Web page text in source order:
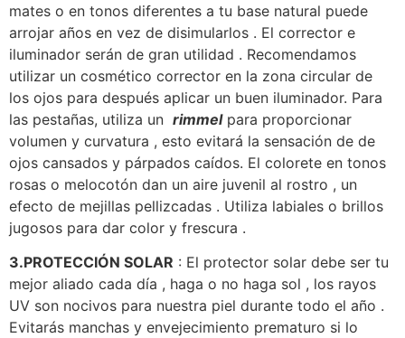
mates o en tonos diferentes a tu base natural puede
arrojar años en vez de disimularlos . El corrector e
iluminador serán de gran utilidad . Recomendamos
utilizar un cosmético corrector en la zona circular de
los ojos para después aplicar un buen iluminador. Para
las pestañas, utiliza un rimmel para proporcionar
volumen y curvatura , esto evitará la sensación de de
ojos cansados y párpados caídos. El colorete en tonos
rosas o melocotón dan un aire juvenil al rostro , un
efecto de mejillas pellizcadas . Utiliza labiales o brillos
jugosos para dar color y frescura .
3.PROTECCIÓN SOLAR : El protector solar debe ser tu
mejor aliado cada día , haga o no haga sol , los rayos
UV son nocivos para nuestra piel durante todo el año .
Evitarás manchas y envejecimiento prematuro si lo